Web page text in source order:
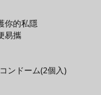
你的私隱
易攜
ンドーム(2個入)